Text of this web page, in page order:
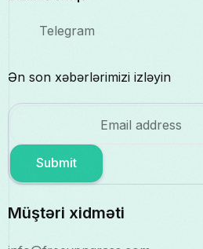
Telegram
Ən son xəbərlərimizi izləyin
Submit
Müştəri xidməti